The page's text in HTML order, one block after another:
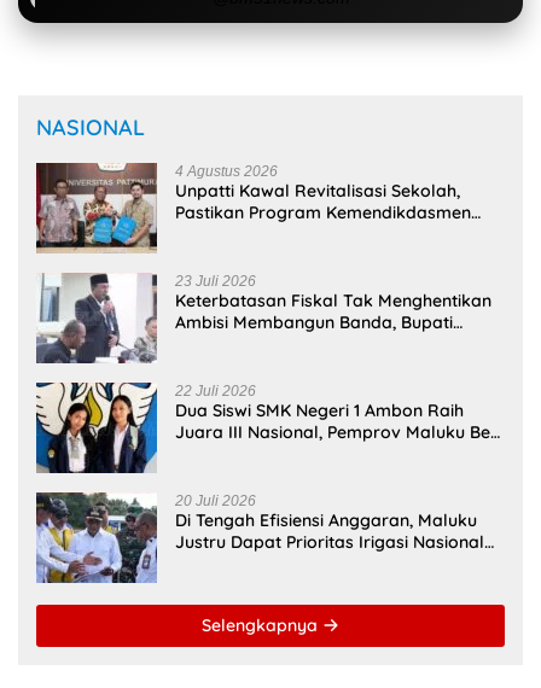
Unpatti Kawal Revitalisasi Sekolah,
Pastikan Program Kemendikdasmen
Tepat Sasaran
Keterbatasan Fiskal Tak Menghentikan
Ambisi Membangun Banda, Bupati
Malteng Andalkan Kolaborasi
Dua Siswi SMK Negeri 1 Ambon Raih
Juara III Nasional, Pemprov Maluku Beri
Apresiasi
Di Tengah Efisiensi Anggaran, Maluku
Justru Dapat Prioritas Irigasi Nasional
untuk Wujudkan Kemandirian Pangan
Selengkapnya